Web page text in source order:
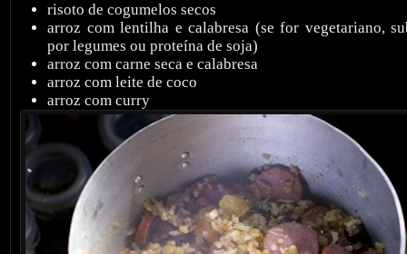
risoto de cogumelos secos
arroz com lentilha e calabresa (se for vegetariano,
por legumes ou proteína de soja)
arroz com carne seca e calabresa
arroz com leite de coco
arroz com curry